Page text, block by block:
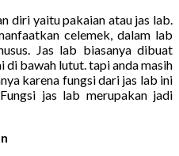
diri yaitu pakaian atau jas lab.
celemek, dalam lab
Jas lab biasanya dibuat
di bawah lutut. tapi anda masih
karena fungsi dari jas lab ini
jas lab merupakan jadi